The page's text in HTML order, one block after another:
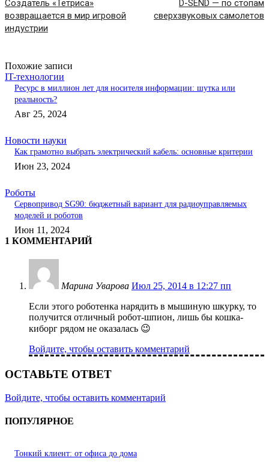
Создатель «Тетриса»
возвращается в мир игровой
индустрии
D-SEND — по стопам
сверхзвуковых самолетов
Похожие записи
IT-технологии
Ресурс в миллион лет для носителя информации: шутка или
реальность?
Авг 25, 2024
Новости науки
Как грамотно выбрать электрический кабель: основные критерии
Июн 23, 2024
Роботы
Сервопривод SG90: бюджетный вариант для радиоуправляемых
моделей и роботов
Июн 11, 2024
1 КОММЕНТАРИЙ
Марина Уварова Июл 25, 2014 в 12:27 пп
Если этого роботенка нарядить в мышиную шкурку, то
получится отличный робот-шпион, лишь бы кошка-
киборг рядом не оказалась 😉
Войдите, чтобы оставить комментарий
ОСТАВЬТЕ ОТВЕТ
Войдите, чтобы оставить комментарий
ПОПУЛЯРНОЕ
Тонкий клиент: от офиса до дома